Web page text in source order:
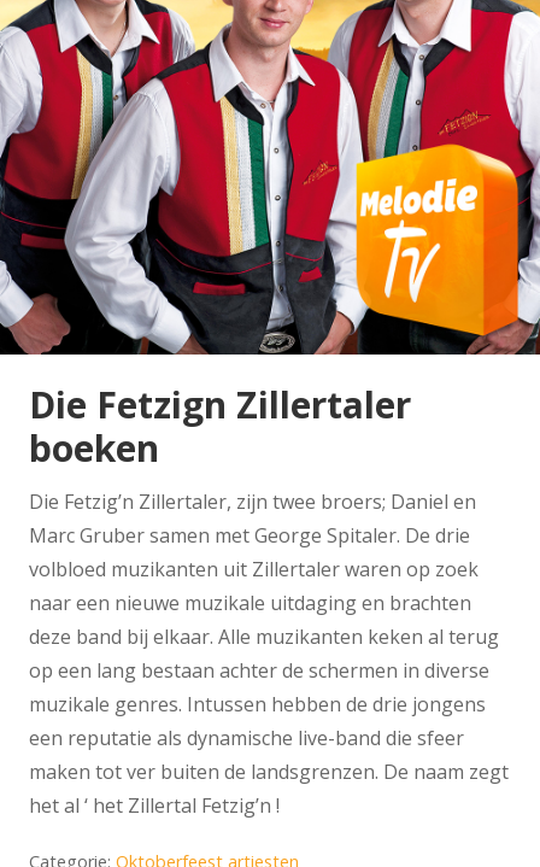
Die Fetzign Zillertaler
boeken
Die Fetzig’n Zillertaler, zijn twee broers; Daniel en
Marc Gruber samen met George Spitaler. De drie
volbloed muzikanten uit Zillertaler waren op zoek
naar een nieuwe muzikale uitdaging en brachten
deze band bij elkaar. Alle muzikanten keken al terug
op een lang bestaan achter de schermen in diverse
muzikale genres. Intussen hebben de drie jongens
een reputatie als dynamische live-band die sfeer
maken tot ver buiten de landsgrenzen. De naam zegt
het al ‘ het Zillertal Fetzig’n !
Categorie: Oktoberfeest artiesten